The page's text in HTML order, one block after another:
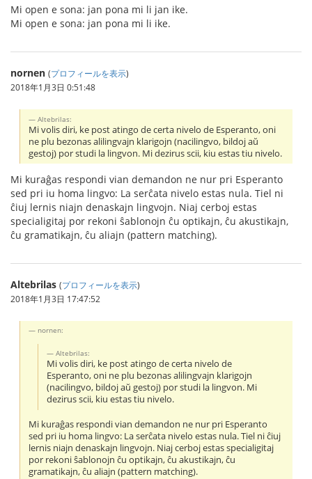
Mi open e sona: jan pona mi li jan ike.
Mi open e sona: jan pona mi li ike.
nornen (プロフィールを表示)
2018年1月3日 0:51:48
Altebrilas:
Mi volis diri, ke post atingo de certa nivelo de Esperanto, oni
ne plu bezonas alilingvajn klarigojn (nacilingvo, bildoj aŭ
gestoj) por studi la lingvon. Mi dezirus scii, kiu estas tiu nivelo.
Mi kuraĝas respondi vian demandon ne nur pri Esperanto
sed pri iu homa lingvo: La serĉata nivelo estas nula. Tiel ni
ĉiuj lernis niajn denaskajn lingvojn. Niaj cerboj estas
specialigitaj por rekoni ŝablonojn ĉu optikajn, ĉu akustikajn,
ĉu gramatikajn, ĉu aliajn (pattern matching).
Altebrilas (プロフィールを表示)
2018年1月3日 17:47:52
nornen:
Altebrilas:
Mi volis diri, ke post atingo de certa nivelo de
Esperanto, oni ne plu bezonas alilingvajn klarigojn
(nacilingvo, bildoj aŭ gestoj) por studi la lingvon. Mi
dezirus scii, kiu estas tiu nivelo.
Mi kuraĝas respondi vian demandon ne nur pri Esperanto
sed pri iu homa lingvo: La serĉata nivelo estas nula. Tiel ni ĉiuj
lernis niajn denaskajn lingvojn. Niaj cerboj estas specialigitaj
por rekoni ŝablonojn ĉu optikajn, ĉu akustikajn, ĉu
gramatikajn, ĉu aliajn (pattern matching).